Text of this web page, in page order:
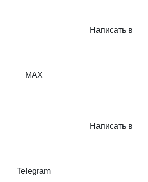
Написать в
MAX
Написать в
Telegram